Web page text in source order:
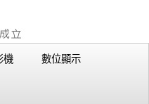
機 數位顯示